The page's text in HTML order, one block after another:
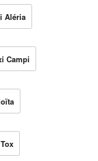
Aléria
Campi